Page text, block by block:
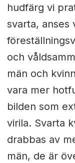
hudfärg vi
svarta, anses
och
män och
vara mer
bilden som
virila. Svarta
drabbas av
män, de är